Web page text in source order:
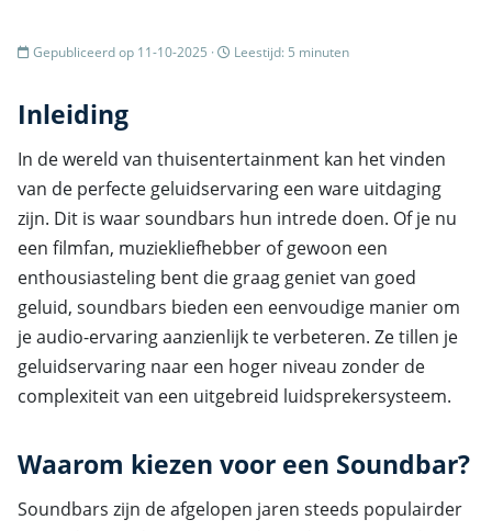
Gepubliceerd op 11-10-2025 · Leestijd: 5 minuten
Inleiding
In de wereld van thuisentertainment kan het vinden
van de perfecte geluidservaring een ware uitdaging
zijn. Dit is waar soundbars hun intrede doen. Of je nu
een filmfan, muziekliefhebber of gewoon een
enthousiasteling bent die graag geniet van goed
geluid, soundbars bieden een eenvoudige manier om
je audio-ervaring aanzienlijk te verbeteren. Ze tillen je
geluidservaring naar een hoger niveau zonder de
complexiteit van een uitgebreid luidsprekersysteem.
Waarom kiezen voor een Soundbar?
Soundbars zijn de afgelopen jaren steeds populairder